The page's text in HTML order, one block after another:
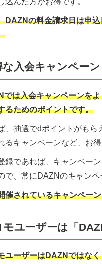
DAZNの料金請求日は申
な入会キャンペー
では入会キャンペーンを
るためのポイントです。
、抽選でdポイントがもら
るキャンペーンなど、お
録であれば、キャンペー
で、常にDAZNのキャン
催されているキャンペー
モユーザーは「
ユーザーはDAZNではな